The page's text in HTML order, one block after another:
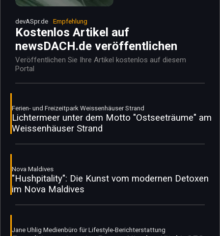
devASpr.de Empfehlung
Kostenlos Artikel auf
newsDACH.de veröffentlichen
Veröffentlichen Sie Ihre Artikel kostenlos auf diesem
Portal
Ferien- und Freizeitpark Weissenhäuser Strand
Lichtermeer unter dem Motto "Ostseeträume" am
Weissenhäuser Strand
Nova Maldives
"Hushpitality": Die Kunst vom modernen Detoxen
im Nova Maldives
Jane Uhlig Medienbüro für Lifestyle-Berichterstattung